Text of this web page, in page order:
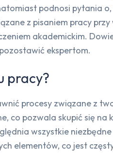
podnosi pytania
z pisaniem pracy
akademickim.
ekspertom.
pracy?
procesy związane z
pozwala skupić się na
wszystkie
elementów, co jest